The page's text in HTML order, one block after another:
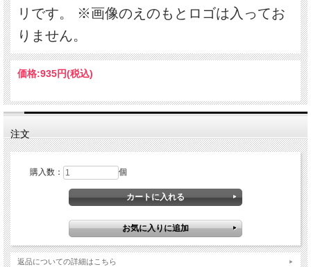
リです。 ※画像のえのもとロゴは入ってお
りません。
価格:935円(税込)
注文
購入数： 個
返品についての詳細はこちら